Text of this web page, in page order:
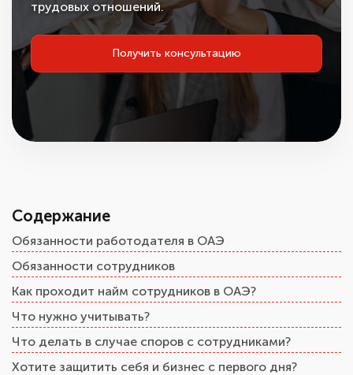
трудовых отношений.
Получить консультацию
Содержание
Обязанности работодателя в ОАЭ
Обязанности сотрудников
Как проходит найм сотрудников в ОАЭ?
Что нужно учитывать?
Что делать в случае споров с сотрудниками?
Хотите защитить себя и бизнес с первого дня?